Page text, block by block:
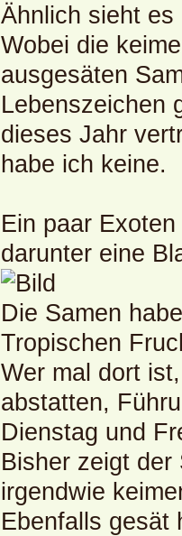
Ähnlich sieht
Wobei die
ausgesäten
Lebenszeichen
dieses Jahr
habe ich keine.
Ein paar
darunter eine
Die Samen
Tropischen
Wer mal dort
abstatten,
Dienstag und
Bisher zeigt
irgendwie
Ebenfalls gesät